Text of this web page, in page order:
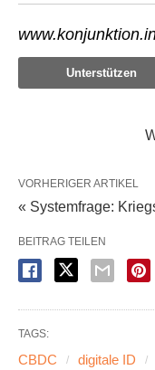
Unterstützen
VORHERIGER ARTIKEL
« Systemfrage:
BEITRAG TEILEN
TAGS:
CBDC digitale ID